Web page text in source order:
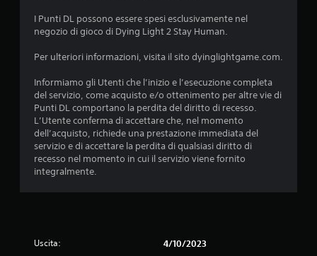
e
l
l
I Punti DL possono essere spesi esclusivamente nel
negozio di gioco di Dying Light 2 Stay Human.
Per ulteriori informazioni, visita il sito dyinglightgame.com.
Informiamo gli Utenti che l’inizio e l’esecuzione completa
del servizio, come acquisto e/o ottenimento per altre vie di
Punti DL comportano la perdita del diritto di recesso.
L’Utente conferma di accettare che, nel momento
dell’acquisto, richiede una prestazione immediata del
servizio e di accettare la perdita di qualsiasi diritto di
recesso nel momento in cui il servizio viene fornito
integralmente.
Uscita: 4/10/2023